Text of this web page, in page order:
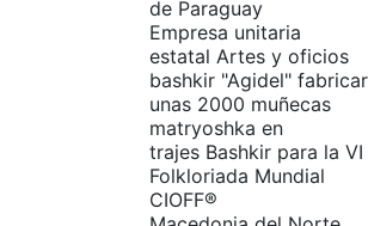
de Paraguay
Empresa unitaria
estatal Artes y oficios
bashkir "Agidel"
unas 2000 muñecas
matryoshka en
trajes Bashkir para la VI
Folkloriada Mundial
CIOFF®